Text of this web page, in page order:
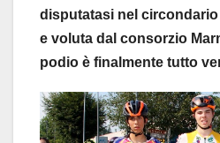
disputatasi nel
e voluta dal consorzio
podio è finalmente tutto